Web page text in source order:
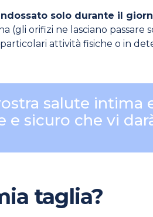
solo durante il
(gli orifizi ne lasciano passare
attività fisiche o in
salute intima
e sicuro che vi
taglia?